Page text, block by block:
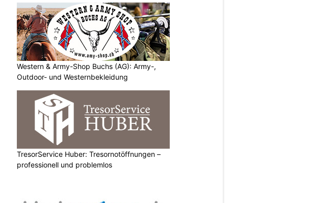
Western & Army-Shop Buchs (AG): Army-,
Outdoor- und Westernbekleidung
TresorService Huber: Tresornotöffnungen –
professionell und problemlos